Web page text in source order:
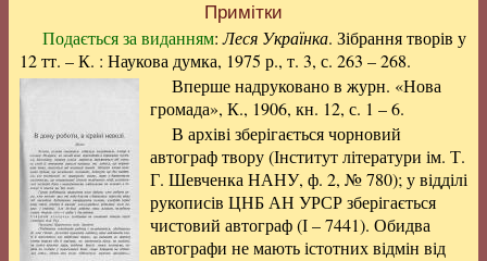
Примітки
Подається за виданням:Леся Українка. Зібрання творів у
12 тт. – К. : Наукова думка, 1975 р., т. 3, с. 263 – 268.
Вперше надруковано в журн. «Нова
громада», К., 1906, кн. 12, с. 1 – 6.
В архіві зберігається чорновий
автограф твору (Інститут літератури ім. Т.
Г. Шевченка НАНУ, ф. 2, № 780); у відділі
рукописів ЦНБ АН УРСР зберігається
чистовий автограф (І – 7441). Обидва
автографи не мають істотних відмін від